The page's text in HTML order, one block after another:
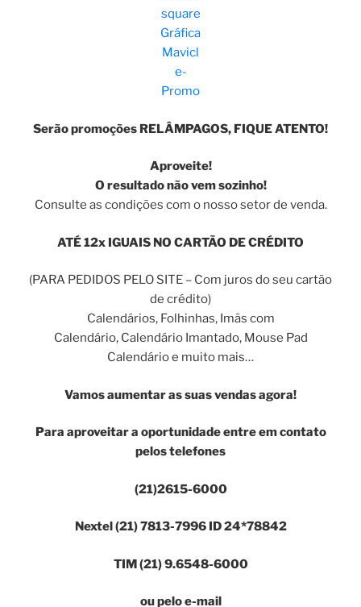
Serão promoções RELÂMPAGOS, FIQUE ATENTO!
Aproveite!
O resultado não vem sozinho!
Consulte as condições com o nosso setor de venda.
ATÉ 12x IGUAIS NO CARTÃO DE CRÉDITO
(PARA PEDIDOS PELO SITE – Com juros do seu cartão
de crédito)
Calendários, Folhinhas, Imãs com
Calendário, Calendário Imantado, Mouse Pad
Calendário e muito mais…
Vamos aumentar as suas vendas agora!
Para aproveitar a oportunidadeentre em contato
pelos telefones
(21)2615-6000
Nextel (21) 7813-7996 ID 24*78842
TIM (21) 9.6548-6000
ou pelo e-mail